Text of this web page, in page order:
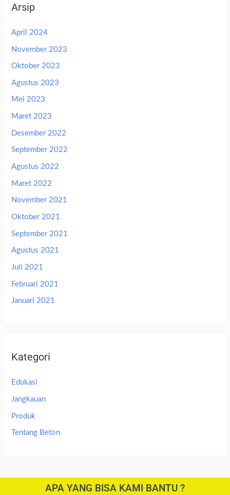
Arsip
April 2024
November 2023
Oktober 2023
Agustus 2023
Mei 2023
Maret 2023
Desember 2022
September 2022
Agustus 2022
Maret 2022
November 2021
Oktober 2021
September 2021
Agustus 2021
Juli 2021
Februari 2021
Januari 2021
Kategori
Edukasi
Jangkauan
Produk
Tentang Beton
APA YANG BISA KAMI BANTU ?